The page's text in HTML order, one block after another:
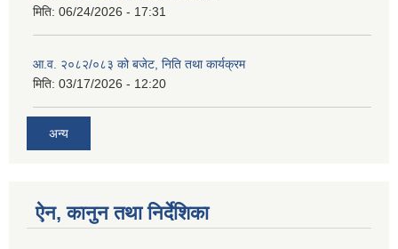
मिति: 06/24/2026 - 17:31
आ.व. २०८२/०८३ को बजेट, निति तथा कार्यक्रम
मिति: 03/17/2026 - 12:20
अन्य
ऐन, कानुन तथा निर्देशिका